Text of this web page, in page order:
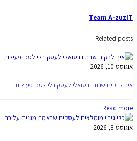
Team A-zuzIT
Related posts
אוגוסט 10, 2026
איך להקים שרת וירטואלי לעסק בלי לסכן פעילות
Read more
אוגוסט 8, 2026